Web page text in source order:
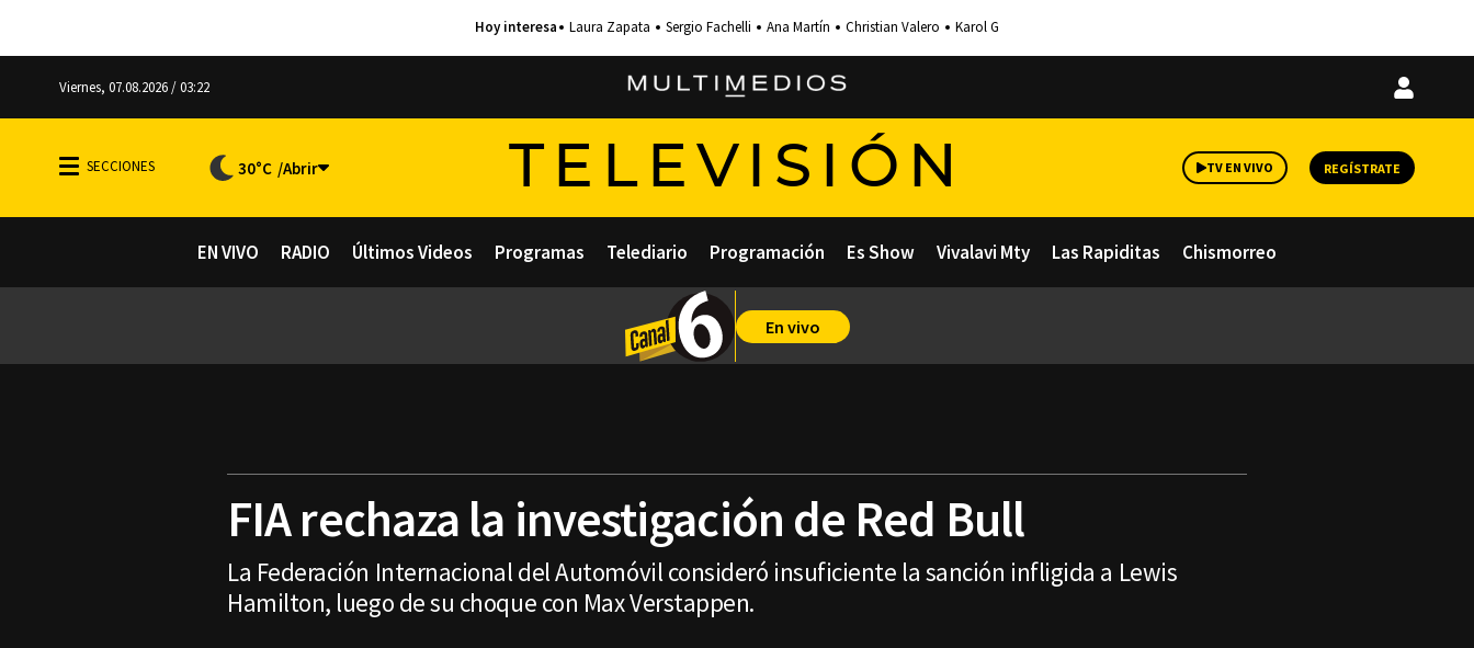
Laura Zapata Sergio Fachelli Ana Martín Christian Valero Karol G
Viernes, 07.08.2026 / 03:22
Iniciar
30°C TELEVISIÓN TV EN VIVO REGÍSTRATE
EN VIVO RADIO Últimos Videos Programas Telediario Programación Es Show Vivalavi Mty Las Rapiditas Chismorreo
En vivo
FIA rechaza la investigación de Red Bull
La Federación Internacional del Automóvil consideró insuficiente la sanción infligida a Lewis
Hamilton, luego de su choque con Max Verstappen.